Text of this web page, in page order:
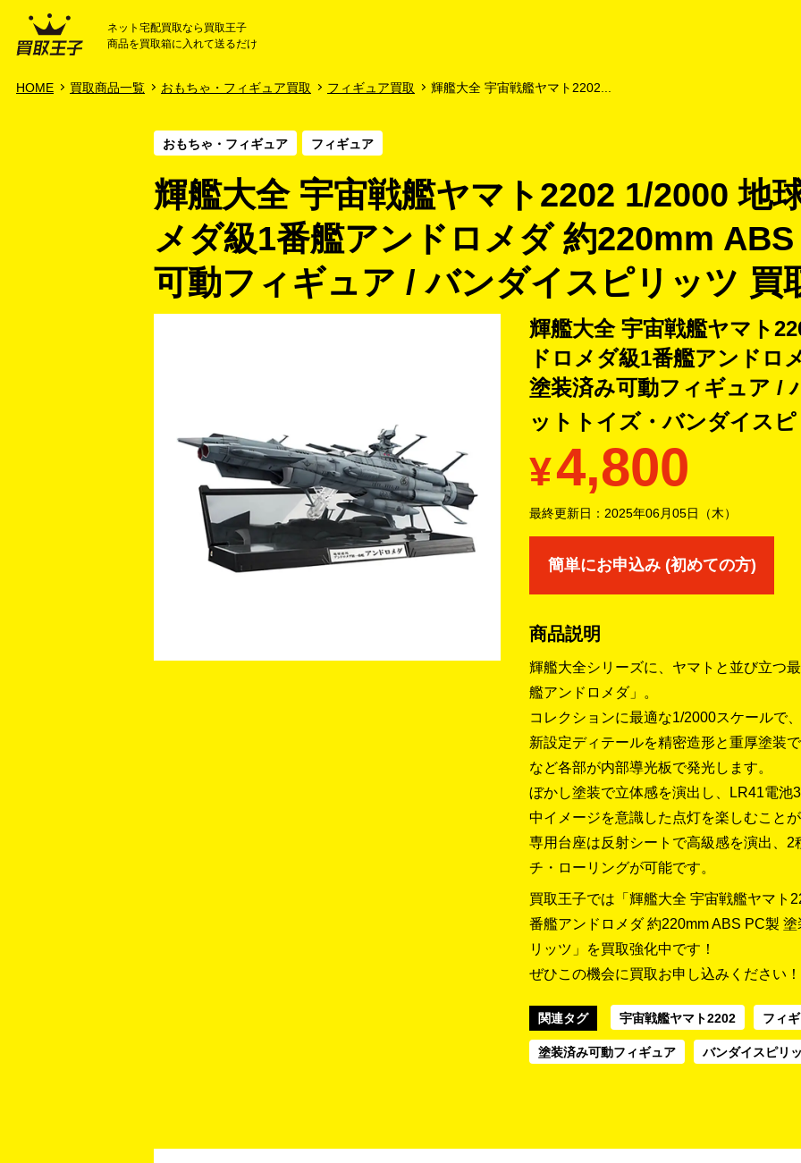
HOME
ネット宅配買取なら買取王子
商品を買取箱に入れて送るだけ
HOME 買取商品一覧 おもちゃ・フィギュア買取 フィギュア買取 輝艦大全 宇宙戦艦ヤマト2202...
おもちゃ・フィギュア フィギュア
輝艦大全 宇宙戦艦ヤマト2202 1/2000 地
メダ級1番艦アンドロメダ 約220mm
可動フィギュア / バンダイスピリッツ 買
輝艦大全 宇宙戦艦ヤマト
ドロメダ級1番艦アンドロ
塗装済み可動フィギュア /
ットトイズ・バンダイス
¥4,800
最終更新日： 2025年06月05日（木）
簡単にお申込み (初めての方)
商品説明
輝艦大全シリーズに、ヤマトと並び立つ
艦アンドロメダ」。
コレクションに最適な1/2000スケールで
新設定ディテールを精密造形と重厚塗装
など各部が内部導光板で発光します。
ぼかし塗装で立体感を演出し、LR41電池
中イメージを意識した点灯を楽しむこと
専用台座は反射シートで高級感を演出、
チ・ローリングが可能です。
買取王子では「輝艦大全 宇宙戦艦ヤマト
番艦アンドロメダ 約220mm ABS PC製
リッツ」を買取強化中です！
ぜひこの機会に買取お申し込みください！
関連タグ 宇宙戦艦ヤマト2202 フィ
塗装済み可動フィギュア バンダイスピリ